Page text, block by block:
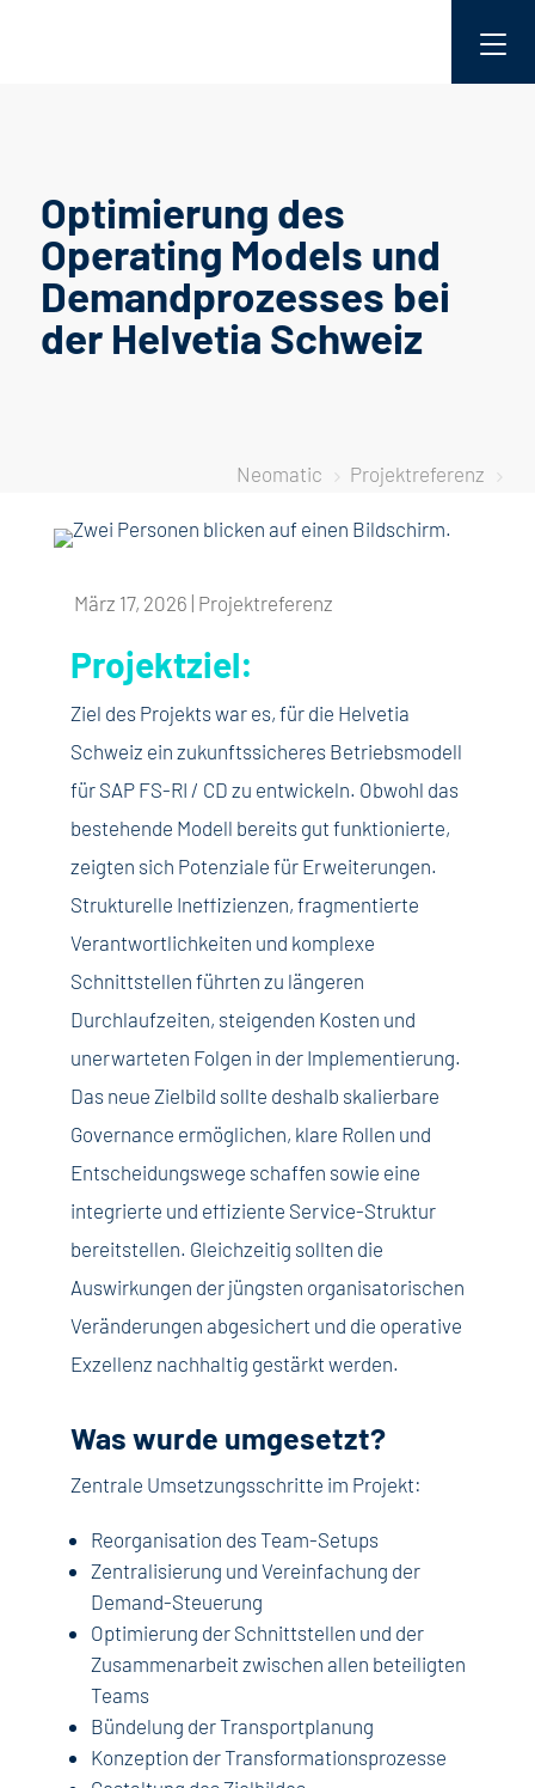
Optimierung des
Operating Models und
Demandprozesses bei
der Helvetia Schweiz
Neomatic 5 Projektreferenz 5
März 17, 2026 Projektreferenz
Projektziel:
Ziel des Projekts war es, für die Helvetia
Schweiz ein zukunftssicheres Betriebsmodell
für SAP FS-RI / CD zu entwickeln. Obwohl das
bestehende Modell bereits gut funktionierte,
zeigten sich Potenziale für Erweiterungen.
Strukturelle Ineffizienzen, fragmentierte
Verantwortlichkeiten und komplexe
Schnittstellen führten zu längeren
Durchlaufzeiten, steigenden Kosten und
unerwarteten Folgen in der Implementierung.
Das neue Zielbild sollte deshalb skalierbare
Governance ermöglichen, klare Rollen und
Entscheidungswege schaffen sowie eine
integrierte und effiziente Service-Struktur
bereitstellen. Gleichzeitig sollten die
Auswirkungen der jüngsten organisatorischen
Veränderungen abgesichert und die operative
Exzellenz nachhaltig gestärkt werden.
Was wurde umgesetzt?
Zentrale Umsetzungsschritte im Projekt:
Reorganisation des Team-Setups
Zentralisierung und Vereinfachung der
Demand-Steuerung
Optimierung der Schnittstellen und der
Zusammenarbeit zwischen allen beteiligten
Teams
Bündelung der Transportplanung
Konzeption der Transformationsprozesse